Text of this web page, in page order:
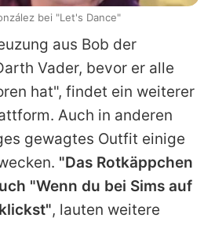
aus Bob der
Vader, bevor er alle
hat", findet ein weiterer
Auch in anderen
gewagtes Outfit einige
"Das Rotkäppchen
"Wenn du bei Sims auf
, lauten weitere
bei "Let's Dance"